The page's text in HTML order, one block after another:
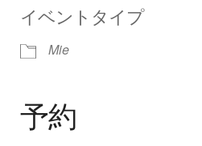
イベントタイプ
Mie
予約